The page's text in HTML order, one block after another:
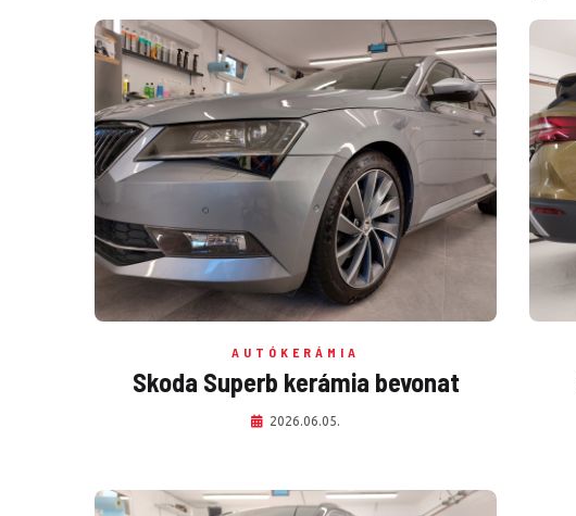
AUTÓKERÁMIA
Skoda Superb kerámia bevonat
2026.06.05.